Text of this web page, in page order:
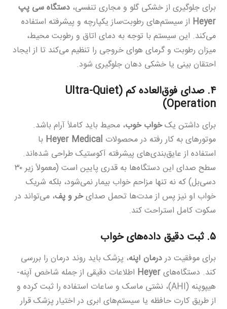
برای جلوگیری از خشکی گلو و مجاری تنفسی، دستگاه سی پپ
Heyer از سیستم‌های رطوبت‌ساز یکپارچه و پیشرفته استفاده
می‌کند. این سیستم با توجه به دمای اتاق و رطوبت محیط،
میزان رطوبت و گرمای هوای خروجی را تنظیم می‌کند تا از ایجاد
احتقان بینی یا خشکی دهان جلوگیری شود.
۴. صدای فوق‌العاده کم (Ultra-Quiet
Operation)
برای داشتن یکخواب خوب، محیط باید کاملاً آرام باشد.
موتورهای به کار رفته در محصولات Heyer Medical با
استفاده از عایق‌بندی‌های پیشرفته آکوستیک طراحی شده‌اند.
سطح صدای این دستگاه‌ها به قدری پایین است (معمولاً زیر ۳۰
دسی‌بل) که نه تنها مزاحم خواب بیمار نمی‌شود، بلکه شریک
خواب او نیز پس از مدت‌ها تحمل صدایخر و پف، می‌تواند در
سکوت کامل استراحت کند.
۵. ثبت دقیق داده‌های خواب
برای موفقیت دردرمان آپنه، پزشک باید روند درمان را بررسی
کند. دستگاه‌هایHeyer اطلاعات دقیقی از جمله شاخص آپنه-
هیپوپنه (AHI)، نشتی ماسک و ساعات استفاده را ثبت کرده و
از طریق کارت حافظه یا سیستم‌های ابری در اختیار پزشک قرار